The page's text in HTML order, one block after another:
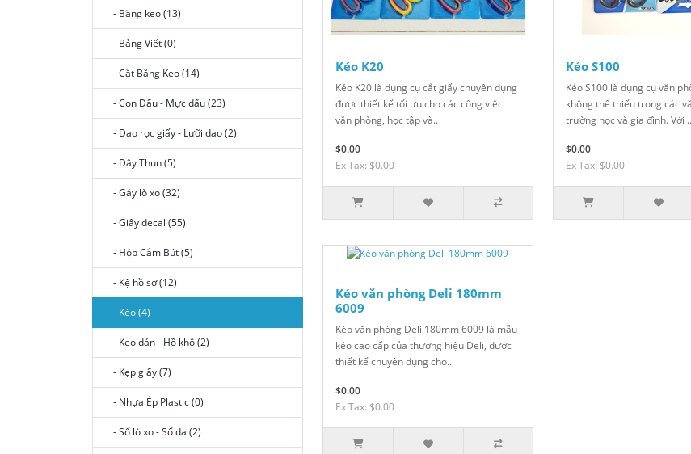
- Băng keo (13)
- Bảng Viết (0)
- Cắt Băng Keo (14)
- Con Dấu - Mực dấu (23)
- Dao rọc giấy - Lưỡi dao (2)
- Dây Thun (5)
- Gáy lò xo (32)
- Giấy decal (55)
- Hộp Cắm Bút (5)
- Kệ hồ sơ (12)
- Kéo (4)
- Keo dán - Hồ khô (2)
- Kẹp giấy (7)
- Nhựa Ép Plastic (0)
- Sổ lò xo - Sổ da (2)
Kéo K20
Kéo K20 là dụng cụ cắt giấy chuyên dụng
được thiết kế tối ưu cho các công việc
văn phòng, học tập và..
$0.00
Ex Tax: $0.00
Kéo S100
Kéo S100 là dụng cụ văn
không thể thiếu trong các
trường học và gia đình. Với ..
$0.00
Ex Tax: $0.00
Kéo văn phòng Deli 180mm
6009
Kéo văn phòng Deli 180mm 6009 là mẫu
kéo cao cấp của thương hiệu Deli, được
thiết kế chuyên dụng cho..
$0.00
Ex Tax: $0.00